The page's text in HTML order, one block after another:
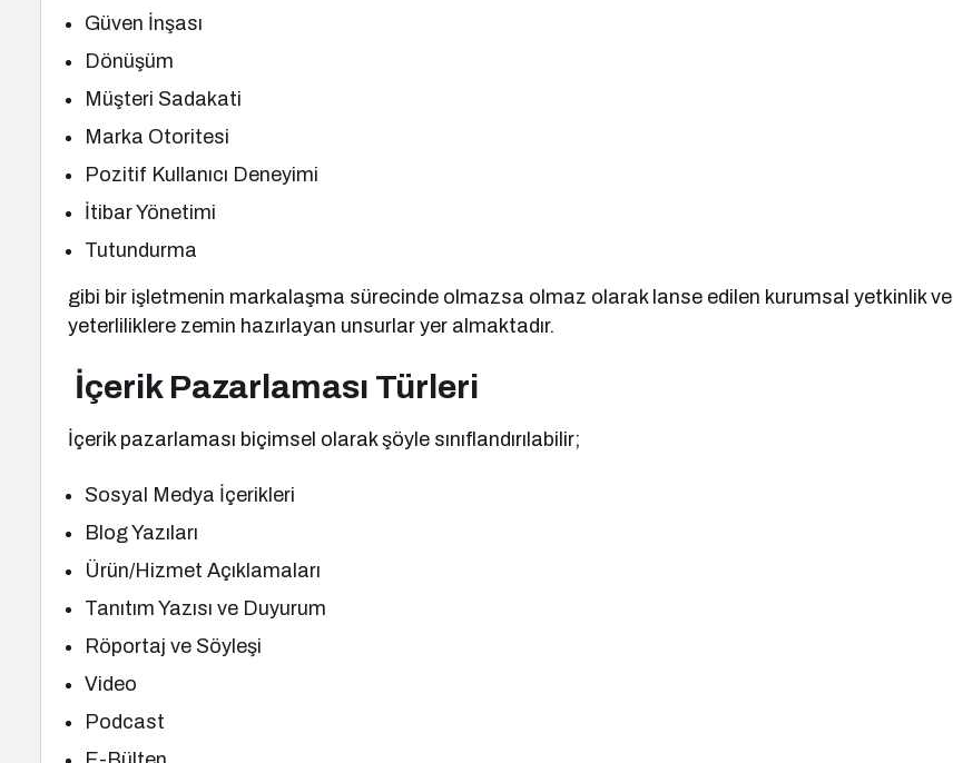
Güven İnşası
Dönüşüm
Müşteri Sadakati
Marka Otoritesi
Pozitif Kullanıcı Deneyimi
İtibar Yönetimi
Tutundurma
gibi bir işletmenin markalaşma sürecinde olmazsa olmaz olarak lanse edilen kurumsal yetkinlik ve
yeterliliklere zemin hazırlayan unsurlar yer almaktadır.
İçerik Pazarlaması Türleri
İçerik pazarlaması biçimsel olarak şöyle sınıflandırılabilir;
Sosyal Medya İçerikleri
Blog Yazıları
Ürün/Hizmet Açıklamaları
Tanıtım Yazısı ve Duyurum
Röportaj ve Söyleşi
Video
Podcast